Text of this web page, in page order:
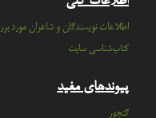
اطلاعات نویسندگان و شاعران مورد
کتاب‌شناسی سایت
پیوندهای مفید
گنجور